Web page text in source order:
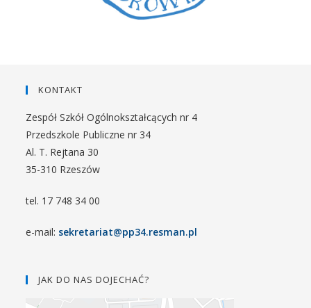
KONTAKT
Zespół Szkół Ogólnokształcących nr 4
Przedszkole Publiczne nr 34
Al. T. Rejtana 30
35-310 Rzeszów
tel. 17 748 34 00
e-mail: sekretariat@pp34.resman.pl
JAK DO NAS DOJECHAĆ?